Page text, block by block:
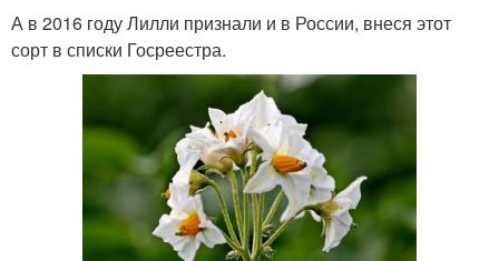
А в 2016 году Лилли признали и в России, внеся этот
сорт в списки Госреестра.